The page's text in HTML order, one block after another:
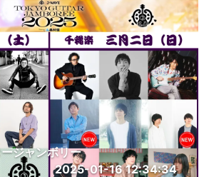
ジャンボリー
2025-01-16 12:34:34